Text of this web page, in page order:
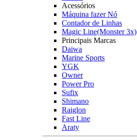
Acessórios
Máquina fazer Nó
Contador de Linhas
Magic Line(Monster 3x)
Principais Marcas
Daiwa
Marine Sports
YGK
Owner
Power Pro
Sufix
Shimano
Raiglon
Fast Line
Araty